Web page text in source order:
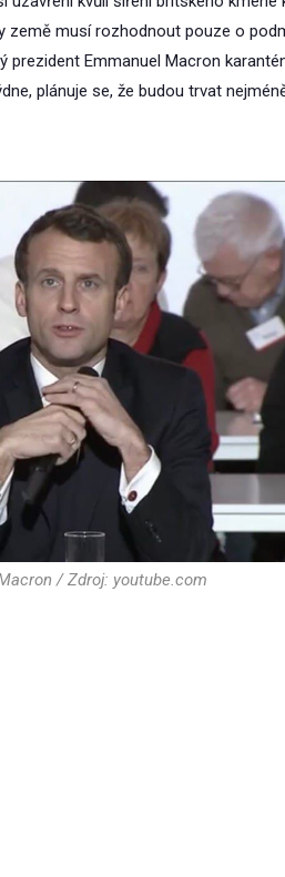
musí rozhodnout pouze o
Emmanuel Macron
plánuje se, že budou trvat
/ Zdroj: youtube.com